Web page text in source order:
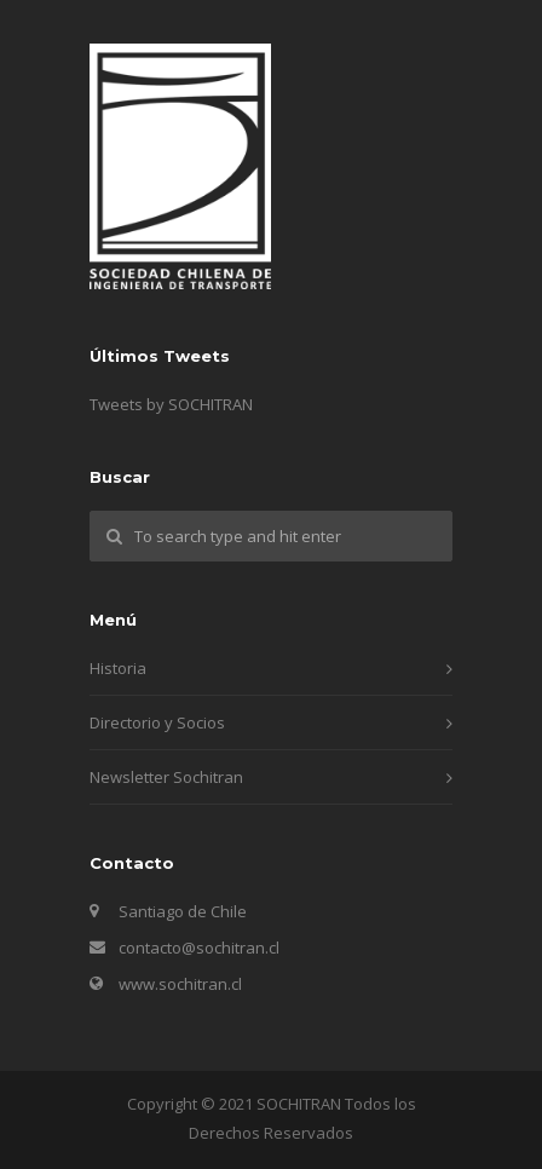
Últimos Tweets
Tweets by SOCHITRAN
Buscar
Menú
Historia
Directorio y Socios
Newsletter Sochitran
Contacto
Santiago de Chile
contacto@sochitran.cl
www.sochitran.cl
Copyright © 2021 SOCHITRAN Todos los
Derechos Reservados